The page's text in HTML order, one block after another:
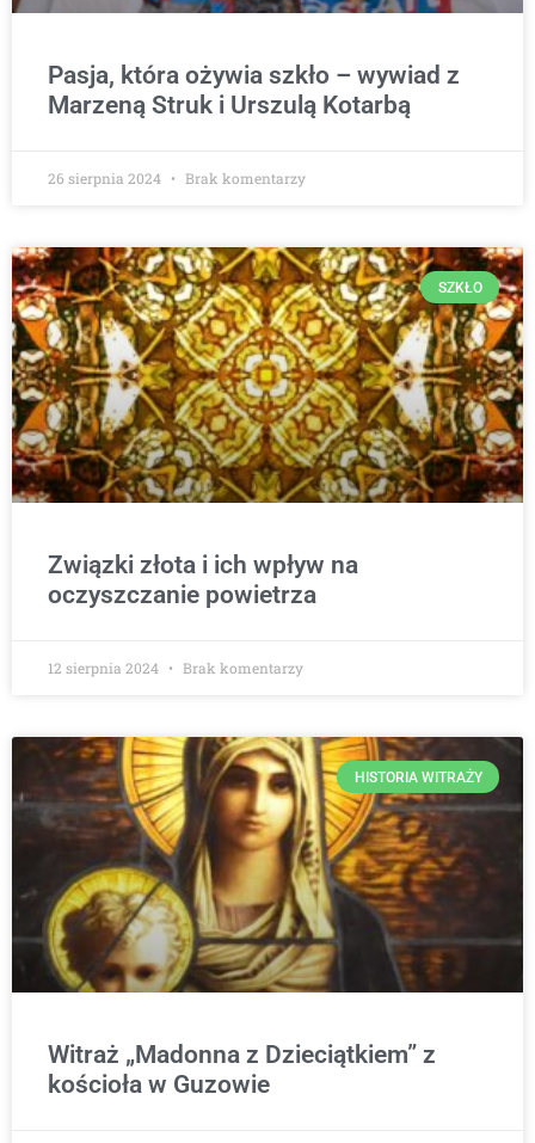
Pasja, która ożywia szkło – wywiad z
Marzeną Struk i Urszulą Kotarbą
26 sierpnia 2024 Brak komentarzy
SZKŁO
Związki złota i ich wpływ na
oczyszczanie powietrza
12 sierpnia 2024 Brak komentarzy
HISTORIA WITRAŻY
Witraż „Madonna z Dzieciątkiem” z
kościoła w Guzowie